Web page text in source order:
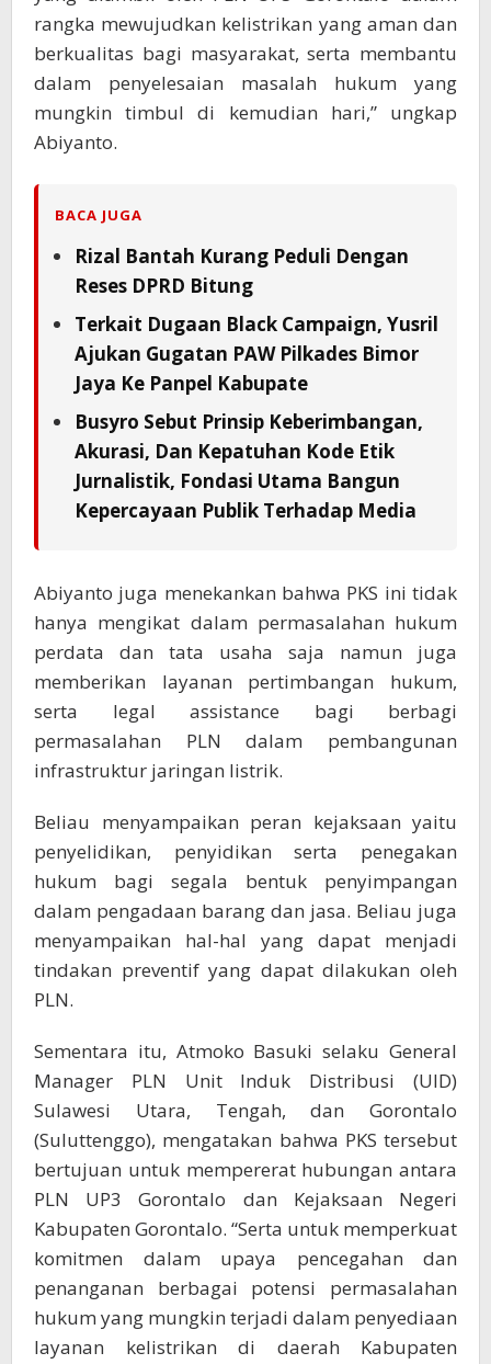
rangka mewujudkan kelistrikan yang aman dan
berkualitas bagi masyarakat, serta membantu
dalam penyelesaian masalah hukum yang
mungkin timbul di kemudian hari,” ungkap
Abiyanto.
BACA JUGA
Rizal Bantah Kurang Peduli Dengan
Reses DPRD Bitung
Terkait Dugaan Black Campaign, Yusril
Ajukan Gugatan PAW Pilkades Bimor
Jaya Ke Panpel Kabupate
Busyro Sebut Prinsip Keberimbangan,
Akurasi, Dan Kepatuhan Kode Etik
Jurnalistik, Fondasi Utama Bangun
Kepercayaan Publik Terhadap Media
Abiyanto juga menekankan bahwa PKS ini tidak
hanya mengikat dalam permasalahan hukum
perdata dan tata usaha saja namun juga
memberikan layanan pertimbangan hukum,
serta legal assistance bagi berbagi
permasalahan PLN dalam pembangunan
infrastruktur jaringan listrik.
Beliau menyampaikan peran kejaksaan yaitu
penyelidikan, penyidikan serta penegakan
hukum bagi segala bentuk penyimpangan
dalam pengadaan barang dan jasa. Beliau juga
menyampaikan hal-hal yang dapat menjadi
tindakan preventif yang dapat dilakukan oleh
PLN.
Sementara itu, Atmoko Basuki selaku General
Manager PLN Unit Induk Distribusi (UID)
Sulawesi Utara, Tengah, dan Gorontalo
(Suluttenggo), mengatakan bahwa PKS tersebut
bertujuan untuk mempererat hubungan antara
PLN UP3 Gorontalo dan Kejaksaan Negeri
Kabupaten Gorontalo. “Serta untuk memperkuat
komitmen dalam upaya pencegahan dan
penanganan berbagai potensi permasalahan
hukum yang mungkin terjadi dalam penyediaan
layanan kelistrikan di daerah Kabupaten